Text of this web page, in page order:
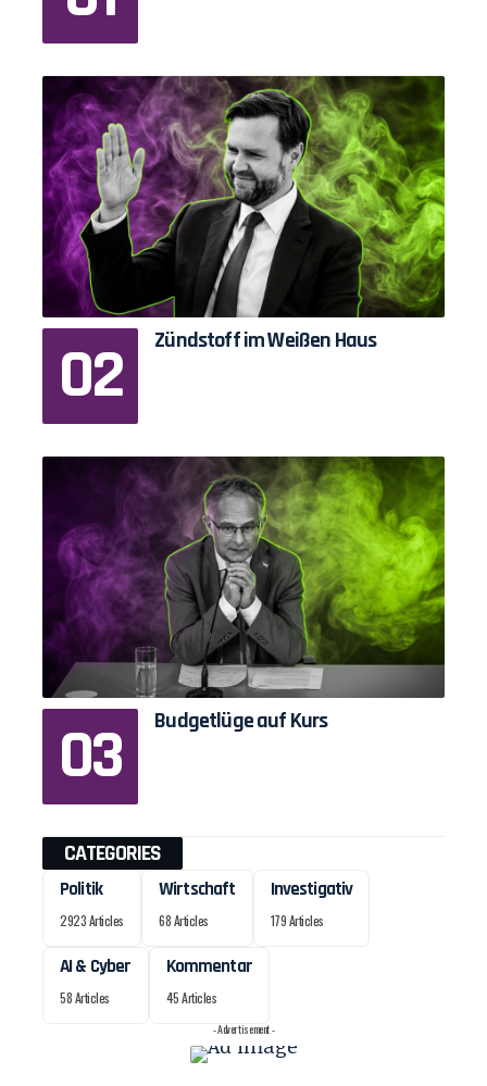
Zündstoff im Weißen Haus
Budgetlüge auf Kurs
CATEGORIES
Politik
2923 Articles
Wirtschaft
68 Articles
Investigativ
179 Articles
AI & Cyber
58 Articles
Kommentar
45 Articles
- Advertisement -